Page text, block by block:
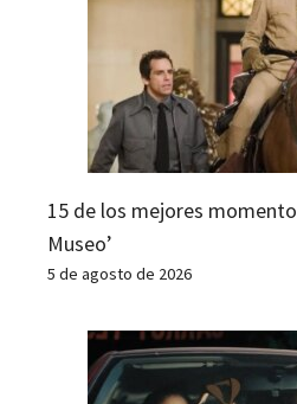
15 de los mejores
Museo’
5 de agosto de 2026